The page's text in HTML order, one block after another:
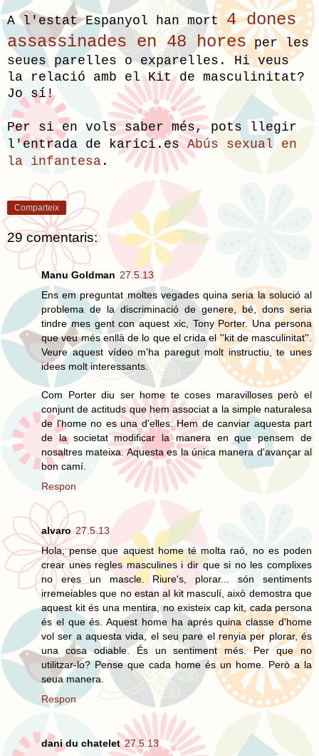
A l'estat Espanyol han mort4 dones
assassinades en 48 horesper les
seues parelles o exparelles. Hi veus
la relació amb el Kit de masculinitat?
Jo sí!
Per si en vols saber més, pots llegir
l'entrada de karici.esAbús sexual en
la infantesa .
Comparteix
29 comentaris:
Manu Goldman 27.5.13
Ens em preguntat moltes vegades quina seria la solució al
problema de la discriminació de genere, bé, dons seria
tindre mes gent con aquest xic, Tony Porter. Una persona
que veu més enllà de lo que el crida el ''kit de masculinitat''.
Veure aquest vídeo m'ha paregut molt instructiu, te unes
idees molt interessants.
Com Porter diu ser home te coses maravilloses però el
conjunt de actituds que hem associat a la simple naturalesa
de l'home no es una d'elles. Hem de canviar aquesta part
de la societat modificar la manera en que pensem de
nosaltres mateixa. Aquesta es la única manera d'avançar al
bon camí.
Respon
alvaro 27.5.13
Hola, pense que aquest home té molta raó, no es poden
crear unes regles masculines i dir que si no les complixes
no eres un mascle. Riure's, plorar... són sentiments
irremeiables que no estan al kit masculí, això demostra que
aquest kit és una mentira, no existeix cap kit, cada persona
és el que és. Aquest home ha aprés quina classe d'home
vol ser a aquesta vida, el seu pare el renyia per plorar, és
una cosa odiable. És un sentiment més. Per que no
utilitzar-lo? Pense que cada home és un home. Però a la
seua manera.
Respon
dani du chatelet 27.5.13